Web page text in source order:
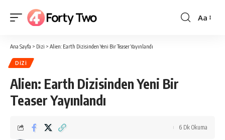
Yazı
Aa
Ana Sayfa > Dizi > Alien: Earth Dizisinden Yeni Bir Teaser Yayınlandı
DIZI
Alien: Earth Dizisinden Yeni Bir
Teaser Yayınlandı
6 Dk Okuma